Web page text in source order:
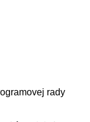
rady